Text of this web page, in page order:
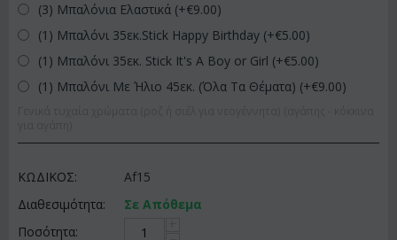
(3) Μπαλόνια Ελαστικά (+€9.00)
(1) Μπαλόνι 35εκ.Stick Happy Birthday (+€5.00)
(1) Μπαλόνι 35εκ. Stick It's A Boy or Girl (+€5.00)
(1) Μπαλόνι Με Ήλιο 45εκ. (Όλα Τα Θέματα) (+€9.00)
ΚΩΔΙΚΟΣ:
Af15
Διαθεσιμότητα:
Σε Απόθεμα
Ποσότητα: